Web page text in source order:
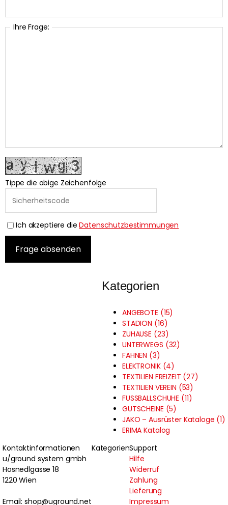
Ihre Frage:
Tippe die obige Zeichenfolge
Ich akzeptiere dieDatenschutzbestimmungen
Kategorien
ANGEBOTE (15)
STADION (16)
ZUHAUSE (23)
UNTERWEGS (32)
FAHNEN (3)
ELEKTRONIK (4)
TEXTILIEN FREIZEIT (27)
TEXTILIEN VEREIN (53)
FUSSBALLSCHUHE (11)
GUTSCHEINE (5)
JAKO – Ausrüster Kataloge (1)
ERIMA Katalog
Kontaktinformationen
u/ground system gmbh
Hosnedlgasse 18
1220 Wien
Email: shop@uground.net
KategorienSupport
Hilfe
Widerruf
Zahlung
Lieferung
Impressum